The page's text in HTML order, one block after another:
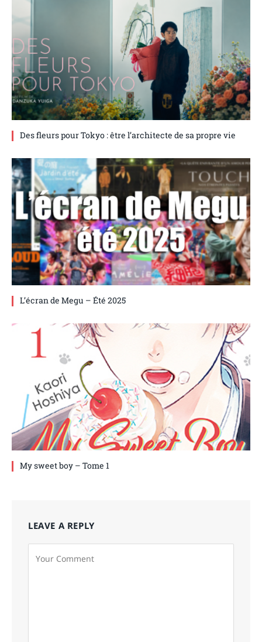
Des fleurs pour Tokyo : être l’architecte de sa propre vie
L’écran de Megu – Été 2025
My sweet boy – Tome 1
LEAVE A REPLY